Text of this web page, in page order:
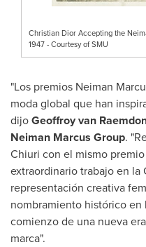
Christian Dior Accepting the
1947 - Courtesy of SMU
"Los premios Neiman
moda global que han
dijoGeoffroy van
Neiman Marcus Group.
Chiuri con el mismo
extraordinario trabajo en la
representación creativa
nombramiento histórico en
comienzo de una nueva
marca".